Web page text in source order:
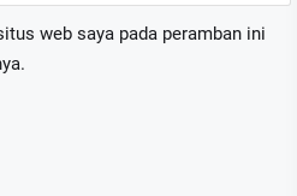
web saya pada peramban ini